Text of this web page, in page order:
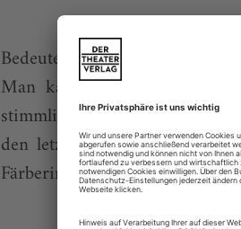
Bedeutet der Wechsel zur
Man kann nur eine von
stimmlich jetzt einfach als
den letzten Jahren
Färberin – mit ...